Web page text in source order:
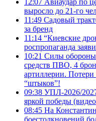
выросло до 21-го
11:49 Садовый
за бренд
11:14 “Киевские
роспропаганда
10:21 Силы
средств ПВО, 4
артиллерии.
“штыков”!
09:38 УПЛ-2026/
яркой победы
08:45 На
боестолкновений